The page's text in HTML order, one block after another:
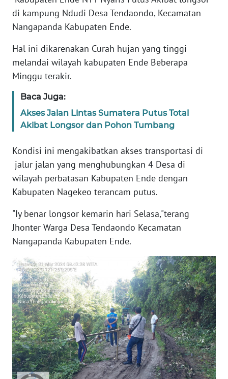
di kampung Ndudi Desa Tendaondo, Kecamatan
Nangapanda Kabupaten Ende.
Hal ini dikarenakan Curah hujan yang tinggi
melandai wilayah kabupaten Ende Beberapa
Minggu terakir.
Baca Juga:
Akses Jalan Lintas Sumatera Putus Total
Akibat Longsor dan Pohon Tumbang
Kondisi ini mengakibatkan akses transportasi di
jalur jalan yang menghubungkan 4 Desa di
wilayah perbatasan Kabupaten Ende dengan
Kabupaten Nagekeo terancam putus.
"Iy benar longsor kemarin hari Selasa,"terang
Jhonter Warga Desa Tendaondo Kecamatan
Nangapanda Kabupaten Ende.
JAKARTA
JABAR
WN
WN
NTT
WN
KEPRI
WN
PAPUA
WN
PAPUA
BARAT
WN
RIAU
WN
SERAMBI
WN
JAMBI